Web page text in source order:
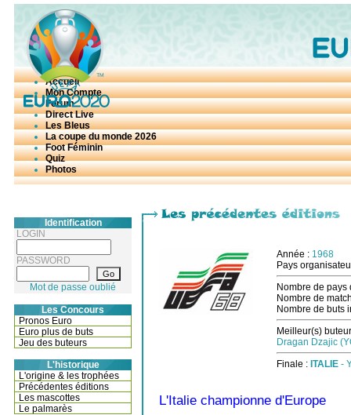
Accueil
Mon Compte
Forum
Direct Live
Les Bleus
La coupe du monde 2026
Foot Féminin
Quiz
Photos
Identification
LOGIN
PASSWORD
Mot de passe oublié
Les Concours
Pronos Euro
Euro plus de buts
Jeu des buteurs
L'historique
L'origine & les trophées
Précédentes éditions
Les mascottes
Le palmarès
Année : 1968
Pays
Nombre de
Nombre de
Nombre de buts
Meilleur(s)
Dragan Dzajic
Finale : ITALIE-
L'Italie championne d'Europe